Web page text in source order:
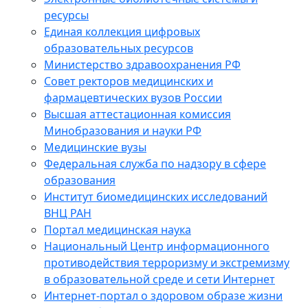
ресурсы
Единая коллекция цифровых
образовательных ресурсов
Министерство здравоохранения РФ
Совет ректоров медицинских и
фармацевтических вузов России
Высшая аттестационная комиссия
Минобразования и науки РФ
Медицинские вузы
Федеральная служба по надзору в сфере
образования
Институт биомедицинских исследований
ВНЦ РАН
Портал медицинская наука
Национальный Центр информационного
противодействия терроризму и экстремизму
в образовательной среде и сети Интернет
Интернет-портал о здоровом образе жизни